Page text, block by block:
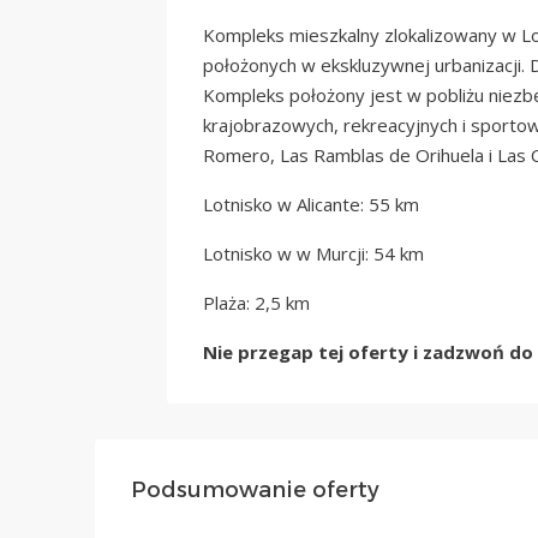
Kompleks mieszkalny zlokalizowany w
położonych w ekskluzywnej
Kompleks położony jest w pobliżu
krajobrazowych, rekreacyjnych i
Romero, Las Ramblas de Orihuela i Las
Lotnisko w Alicante: 55 km
Lotnisko w w Murcji: 54 km
Plaża: 2,5 km
Nie przegap tej oferty i zadzwoń do
Podsumowanie oferty